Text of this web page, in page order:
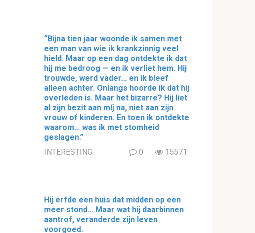
“Bijna tien jaar woonde ik samen met
een man van wie ik krankzinnig veel
hield. Maar op een dag ontdekte ik dat
hij me bedroog — en ik verliet hem. Hij
trouwde, werd vader… en ik bleef
alleen achter. Onlangs hoorde ik dat hij
overleden is. Maar het bizarre? Hij liet
al zijn bezit aan míj na, niet aan zijn
vrouw of kinderen. En toen ik ontdekte
waarom… was ik met stomheid
geslagen.”
INTERESTING
0 15571
Hij erfde een huis dat midden op een
meer stond… Maar wat hij daarbinnen
aantrof, veranderde zijn leven
voorgoed.